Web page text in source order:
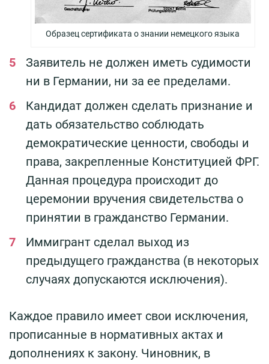
Образец сертификата о знании немецкого языка
Заявитель не должен иметь судимости
ни в Германии, ни за ее пределами.
Кандидат должен сделать признание и
дать обязательство соблюдать
демократические ценности, свободы и
права, закрепленные Конституцией ФРГ.
Данная процедура происходит до
церемонии вручения свидетельства о
принятии в гражданство Германии.
Иммигрант сделал выход из
предыдущего гражданства (в некоторых
случаях допускаются исключения).
Каждое правило имеет свои исключения,
прописанные в нормативных актах и
дополнениях к закону. Чиновник, в